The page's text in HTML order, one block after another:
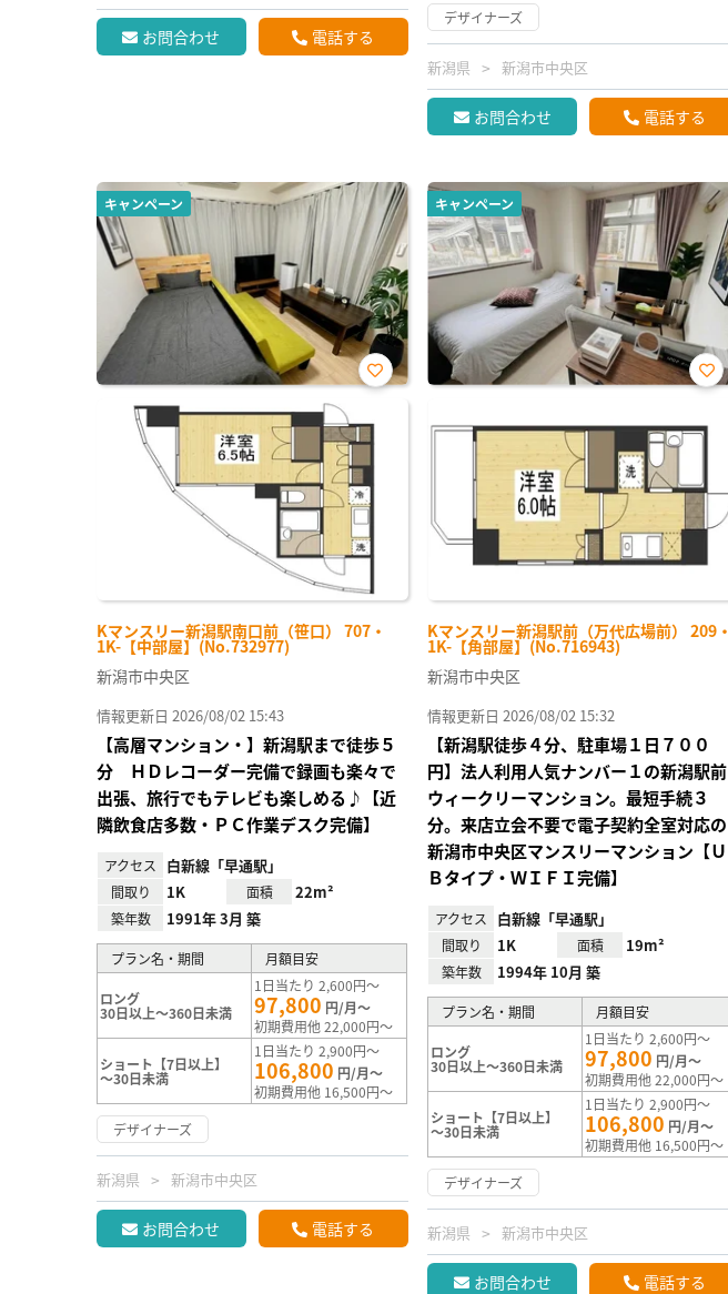
お問合わせ 電話する
デザイナーズ
新潟県 新潟市中央区
お問合わせ 電話する
キャンペーン
Kマンスリー新潟駅南口前（笹口） 707・
1K-【中部屋】(No.732977)
お気
り登
録
新潟市中央区
情報更新日 2026/08/02 15:43
【高層マンション・】新潟駅まで徒歩５
分 ＨＤレコーダー完備で録画も楽々で
出張、旅行でもテレビも楽しめる♪【近
隣飲食店多数・ＰＣ作業デスク完備】
アクセス 白新線「早通駅」
間取り 1K 面積 22m²
築年数 1991年 3月 築
プラン名・期間 月額目安
ロング
30日以上～360日未満
1日当たり 2,600円～
97,800 円/月～
初期費用他 22,000円～
ショート【7日以上】
～30日未満
1日当たり 2,900円～
106,800 円/月～
初期費用他 16,500円～
デザイナーズ
新潟県 新潟市中央区
お問合わせ 電話する
キャンペーン
Kマンスリー新潟駅前（万代広場前） 209・
1K-【角部屋】(No.716943)
お気
り登
録
新潟市中央区
情報更新日 2026/08/02 15:32
【新潟駅徒歩４分、駐車場１日７００
円】法人利用人気ナンバー１の新潟駅前
ウィークリーマンション。最短手続３
分。来店立会不要で電子契約全室対応の
新潟市中央区マンスリーマンション【Ｕ
Ｂタイプ・ＷＩＦＩ完備】
アクセス 白新線「早通駅」
間取り 1K 面積 19m²
築年数 1994年 10月 築
プラン名・期間 月額目安
ロング
30日以上～360日未満
1日当たり 2,600円～
97,800 円/月～
初期費用他 22,000円～
ショート【7日以上】
～30日未満
1日当たり 2,900円～
106,800 円/月～
初期費用他 16,500円～
デザイナーズ
新潟県 新潟市中央区
お問合わせ 電話する